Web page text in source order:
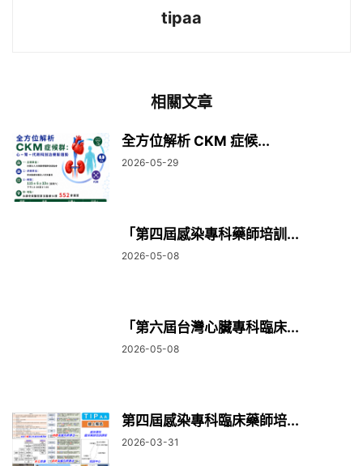
tipaa
相關文章
全方位解析 CKM 症候...
2026-05-29
「第四屆感染專科藥師培訓...
2026-05-08
「第六屆台灣心臟專科臨床...
2026-05-08
第四屆感染專科臨床藥師培...
2026-03-31